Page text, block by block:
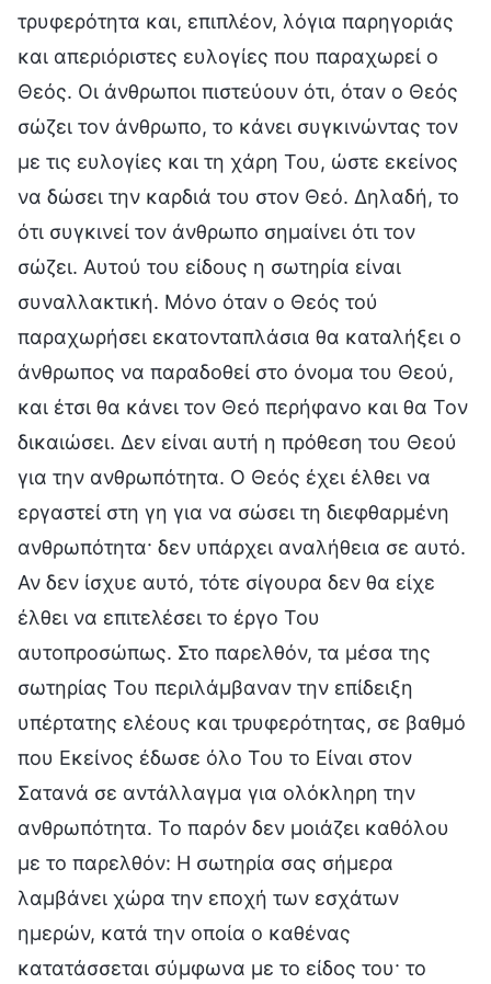
τρυφερότητα και, επιπλέον, λόγια παρηγοριάς
και απεριόριστες ευλογίες που παραχωρεί ο
Θεός. Οι άνθρωποι πιστεύουν ότι, όταν ο Θεός
σώζει τον άνθρωπο, το κάνει συγκινώντας τον
με τις ευλογίες και τη χάρη Του, ώστε εκείνος
να δώσει την καρδιά του στον Θεό. Δηλαδή, το
ότι συγκινεί τον άνθρωπο σημαίνει ότι τον
σώζει. Αυτού του είδους η σωτηρία είναι
συναλλακτική. Μόνο όταν ο Θεός τού
παραχωρήσει εκατονταπλάσια θα καταλήξει ο
άνθρωπος να παραδοθεί στο όνομα του Θεού,
και έτσι θα κάνει τον Θεό περήφανο και θα Τον
δικαιώσει. Δεν είναι αυτή η πρόθεση του Θεού
για την ανθρωπότητα. Ο Θεός έχει έλθει να
εργαστεί στη γη για να σώσει τη διεφθαρμένη
ανθρωπότητα· δεν υπάρχει αναλήθεια σε αυτό.
Αν δεν ίσχυε αυτό, τότε σίγουρα δεν θα είχε
έλθει να επιτελέσει το έργο Του
αυτοπροσώπως. Στο παρελθόν, τα μέσα της
σωτηρίας Του περιλάμβαναν την επίδειξη
υπέρτατης ελέους και τρυφερότητας, σε βαθμό
που Εκείνος έδωσε όλο Του το Είναι στον
Σατανά σε αντάλλαγμα για ολόκληρη την
ανθρωπότητα. Το παρόν δεν μοιάζει καθόλου
με το παρελθόν: Η σωτηρία σας σήμερα
λαμβάνει χώρα την εποχή των εσχάτων
ημερών, κατά την οποία ο καθένας
κατατάσσεται σύμφωνα με το είδος του· το